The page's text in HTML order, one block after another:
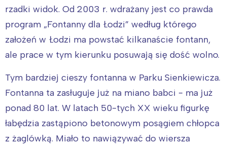
rzadki widok. Od 2003 r. wdrażany jest co prawda
program „Fontanny dla Łodzi” według którego
założeń w Łodzi ma powstać kilkanaście fontann,
ale prace w tym kierunku posuwają się dość wolno.
Tym bardziej cieszy fontanna w Parku Sienkiewicza.
Fontanna ta zasługuje już na miano babci - ma już
ponad 80 lat. W latach 50-tych XX wieku figurkę
łabędzia zastąpiono betonowym posągiem chłopca
z żaglówką. Miało to nawiązywać do wiersza